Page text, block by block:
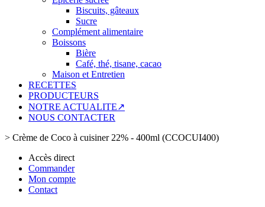
Biscuits, gâteaux
Sucre
Complément alimentaire
Boissons
Bière
Café, thé, tisane, cacao
Maison et Entretien
RECETTES
PRODUCTEURS
NOTRE ACTUALITE↗
NOUS CONTACTER
> Crème de Coco à cuisiner 22% - 400ml (CCOCUI400)
Accès direct
Commander
Mon compte
Contact